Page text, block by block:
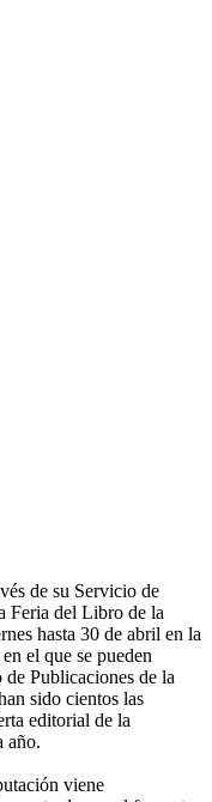
de su Servicio de
Feria del Libro de la
hasta 30 de abril en la
el que se pueden
Publicaciones de la
sido cientos las
editorial de la
año.
viene